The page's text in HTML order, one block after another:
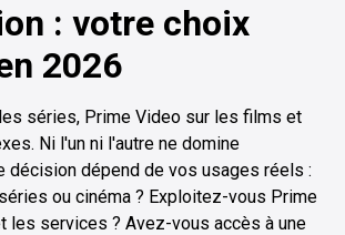
: votre choix
2026
séries, Prime Video sur les films et
Ni l'un ni l'autre ne domine
décision dépend de vos usages réels :
ou cinéma ? Exploitez-vous Prime
les services ? Avez-vous accès à une